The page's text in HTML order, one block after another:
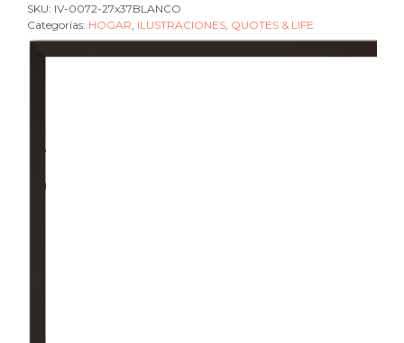
red
cantidad
SKU: IV-0072-27x37BLANCO
Categorías: HOGAR ILUSTRACIONES QUOTES & LIFE